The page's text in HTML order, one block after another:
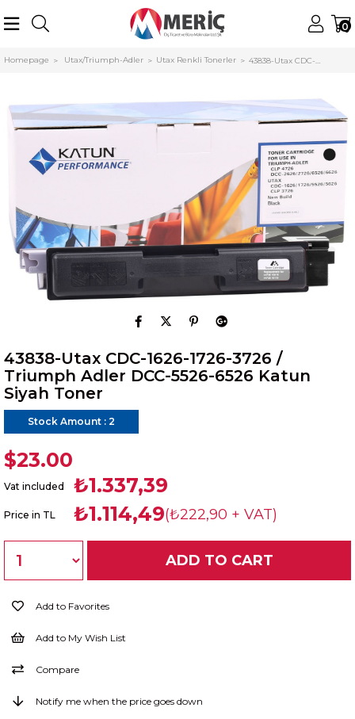
0
Homepage Utax/Triumph-Adler Utax Renkli Tonerler
43838-Utax CDC-1626-1726-3726 /
Triumph Adler DCC-5526-6526 Katun
Siyah Toner
Stock Amount : 2
$23.00
Vat included ₺1.337,39
Price in TL ₺1.114,49(₺222,90 + VAT)
Add to Favorites
Add to My Wish List
Compare
Notify me when the price goes down